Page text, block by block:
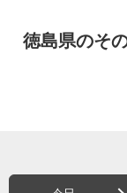
徳島県のそ